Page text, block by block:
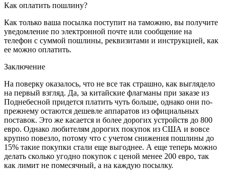
Как оплатить пошлину?
Как только ваша посылка поступит на таможню, вы получите
уведомление по электронной почте или сообщение на
телефон с суммой пошлины, реквизитами и инструкцией, как
ее можно оплатить.
Заключение
На поверку оказалось, что не все так страшно, как выглядело
на первый взгляд. Да, за китайские флагманы при заказе из
Поднебесной придется платить чуть больше, однако они по-
прежнему остаются дешевле аппаратов из официальных
поставок. Это же касается и более дорогих устройств до 800
евро. Однако любителям дорогих покупок из США и вовсе
крупно повезло, потому что с учетом снижения пошлины до
15% такие покупки стали еще выгоднее. А еще теперь можно
делать сколько угодно покупок с ценой менее 200 евро, так
как лимит не помесячный, а на каждую посылку.